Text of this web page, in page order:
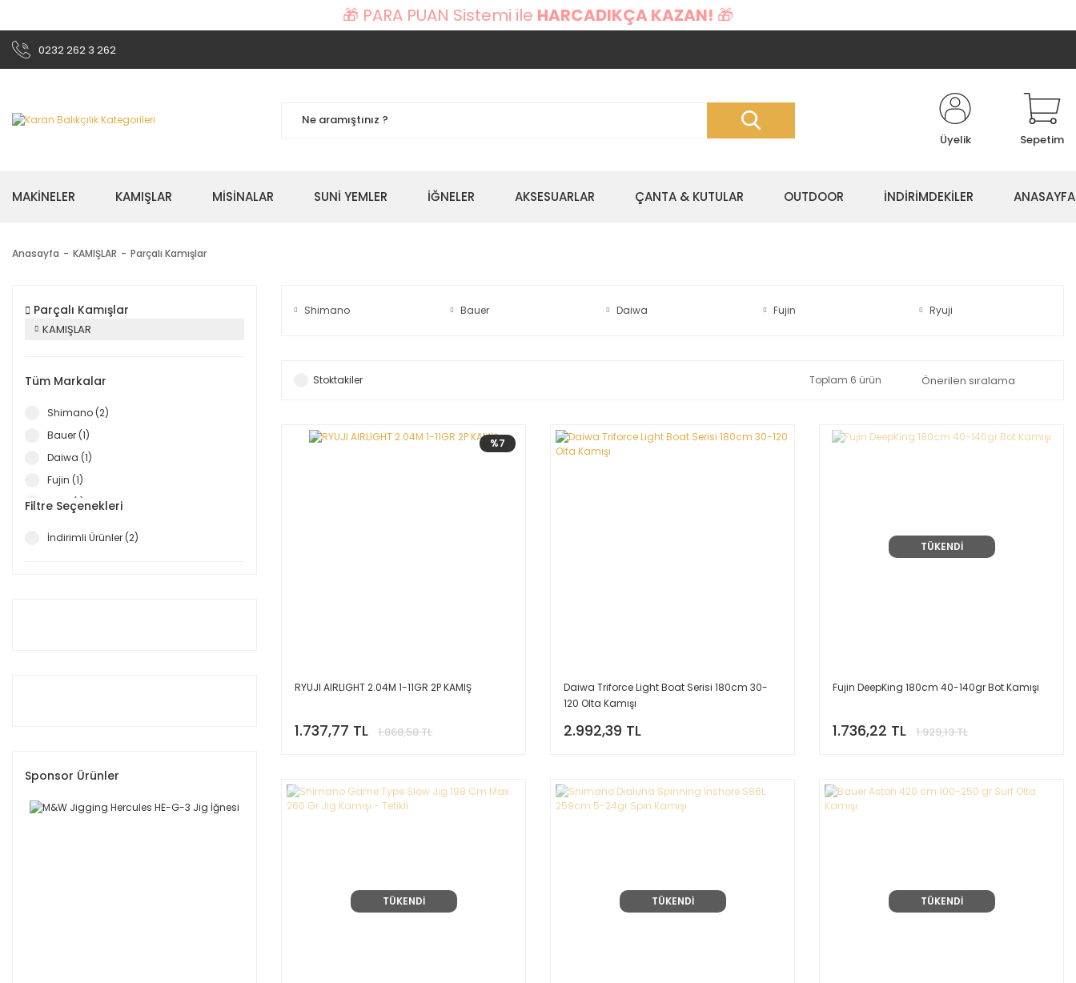
🎁 PARA PUAN Sistemi ile HARCADIKÇA KAZAN! 🎁
0232 262 3 262
Üyelik Sepetim
MAKİNELER KAMIŞLAR MİSİNALAR SUNİ YEMLER İĞNELER AKSESUARLAR ÇANTA & KUTULAR OUTDOOR İNDİRİMDEKİLER ANASAYFA
Anasayfa KAMIŞLAR Parçalı Kamışlar
Parçalı Kamışlar
KAMIŞLAR
Tüm Markalar
Shimano (2)
Bauer (1)
Daiwa (1)
Fujin (1)
Ryuji (1)
Filtre Seçenekleri
İndirimli Ürünler (2)
Sponsor Ürünler
Shimano Bauer Daiwa Fujin Ryuji
Stoktakiler Toplam 6 ürün
%7
RYUJI AIRLIGHT 2.04M 1-11GR 2P KAMIŞ
1.737,77 TL 1.868,58 TL
Daiwa Triforce Light Boat Serisi 180cm 30-
120 Olta Kamışı
2.992,39 TL
TÜKENDİ
Fujin DeepKing 180cm 40-140gr Bot Kamışı
1.736,22 TL 1.929,13 TL
TÜKENDİ TÜKENDİ TÜKENDİ